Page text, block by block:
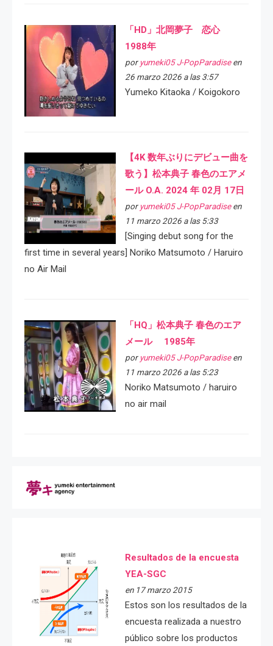
「HD」北岡夢子 恋心
1988年
por yumeki05 J-PopParadiseen
26 marzo 2026 a las 3:57
Yumeko Kitaoka / Koigokoro
【4K 数年ぶりにデビュー曲を
歌う】松本典子 春色のエアメ
ール O.A. 2024 年 02月 17日
por yumeki05 J-PopParadiseen
11 marzo 2026 a las 5:33
[Singing debut song for the
first time in several years] Noriko Matsumoto / Haruiro
no Air Mail
「HQ」松本典子 春色のエア
メール 1985年
por yumeki05 J-PopParadiseen
11 marzo 2026 a las 5:23
Noriko Matsumoto / haruiro
no air mail
Resultados de la encuesta
YEA-SGC
en 17 marzo 2015
Estos son los resultados de la
encuesta realizada a nuestro
público sobre los productos